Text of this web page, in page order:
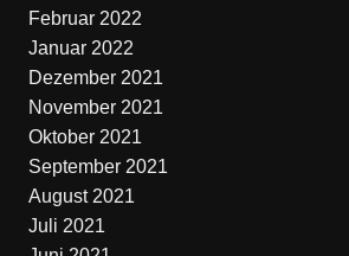
Februar 2022
Januar 2022
Dezember 2021
November 2021
Oktober 2021
September 2021
August 2021
Juli 2021